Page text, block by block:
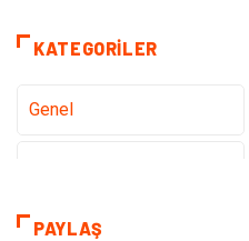
KATEGORILER
Genel
Tatil
PAYLAŞ